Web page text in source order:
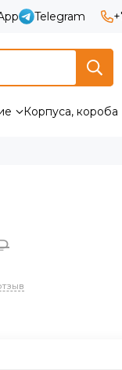
Telegram
Корпуса, короба